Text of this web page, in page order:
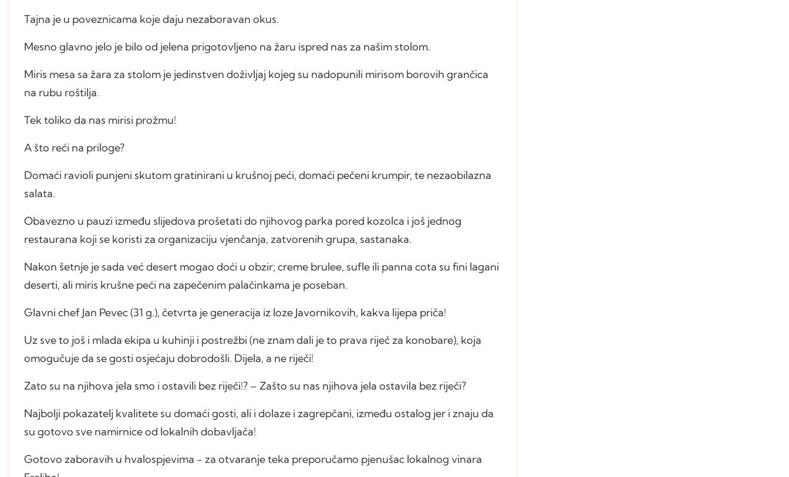
Tajna je u poveznicama koje daju nezaboravan okus.
Mesno glavno jelo je bilo od jelena prigotovljeno na žaru ispred nas za našim stolom.
Miris mesa sa žara za stolom je jedinstven doživljaj kojeg su nadopunili mirisom borovih grančica
na rubu roštilja.
Tek toliko da nas mirisi prožmu!
A što reći na priloge?
Domaći ravioli punjeni skutom gratinirani u krušnoj peći, domaći pečeni krumpir, te nezaobilazna
salata.
Obavezno u pauzi između slijedova prošetati do njihovog parka pored kozolca i još jednog
restaurana koji se koristi za organizaciju vjenčanja, zatvorenih grupa, sastanaka.
Nakon šetnje je sada već desert mogao doći u obzir; creme brulee, sufle ili panna cota su fini lagani
deserti, ali miris krušne peći na zapečenim palačinkama je poseban.
Glavni chef Jan Pevec (31 g.), četvrta je generacija iz loze Javornikovih, kakva lijepa priča!
Uz sve to još i mlada ekipa u kuhinji i postrežbi (ne znam dali je to prava riječ za konobare), koja
omogučuje da se gosti osjećaju dobrodošli. Dijela, a ne riječi!
Zato su na njihova jela smo i ostavili bez riječi!? – Zašto su nas njihova jela ostavila bez riječi?
Najbolji pokazatelj kvalitete su domaći gosti, ali i dolaze i zagrepčani, između ostalog jer i znaju da
su gotovo sve namirnice od lokalnih dobavljača!
Gotovo zaboravih u hvalospjevima - za otvaranje teka preporučamo pjenušac lokalnog vinara